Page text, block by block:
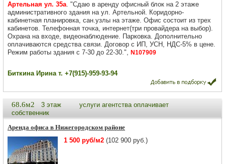
Артельная ул. 35а. "Сдаю в аренду офисный блок на 2 этаже
административного здания на ул. Артельной. Коридорно-
кабинетная планировка, сан.узлы на этаже. Офис состоит из трех
кабинетов. Телефонная точка, интернет(три провайдера на выбор).
Охрана на входе, видеонаблюдение. Парковка. Дополнительно
оплачиваются средства связи. Договор с ИП, УСН, НДС-5% в цене.
Режим работы здания с 7-30 до 22-30.", N107909
Биткина Ирина т. +7(915)-959-93-94
68.6м2 3 этаж
услуги агентства оплачивает
собственник
Аренда офиса в Нижегородском районе
1 500 руб/м2 (102 900 руб.)